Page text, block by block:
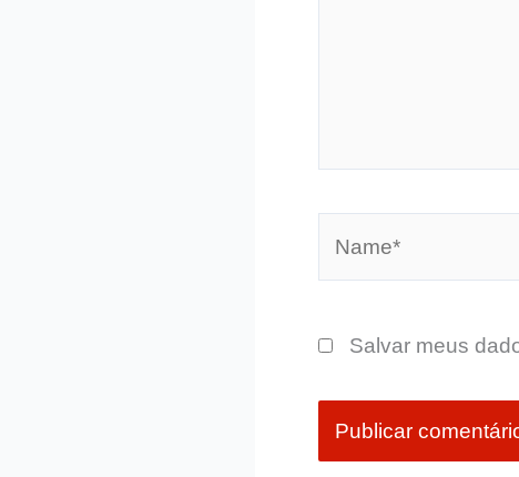
Salvar meus